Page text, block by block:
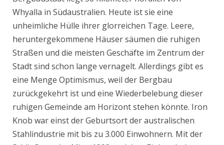
Whyalla in Südaustralien. Heute ist sie eine
unheimliche Hülle ihrer glorreichen Tage. Leere,
heruntergekommene Häuser säumen die ruhigen
Straßen und die meisten Geschäfte im Zentrum der
Stadt sind schon lange vernagelt. Allerdings gibt es
eine Menge Optimismus, weil der Bergbau
zurückgekehrt ist und eine Wiederbelebung dieser
ruhigen Gemeinde am Horizont stehen könnte. Iron
Knob war einst der Geburtsort der australischen
Stahlindustrie mit bis zu 3.000 Einwohnern. Mit der